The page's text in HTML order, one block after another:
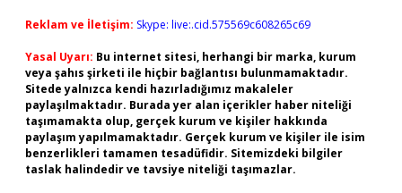
Reklam ve İletişim: Skype: live:.cid.575569c608265c69
Yasal Uyarı: Bu internet sitesi, herhangi bir marka, kurum
veya şahıs şirketi ile hiçbir bağlantısı bulunmamaktadır.
Sitede yalnızca kendi hazırladığımız makaleler
paylaşılmaktadır. Burada yer alan içerikler haber niteliği
taşımamakta olup, gerçek kurum ve kişiler hakkında
paylaşım yapılmamaktadır. Gerçek kurum ve kişiler ile isim
benzerlikleri tamamen tesadüfidir. Sitemizdeki bilgiler
taslak halindedir ve tavsiye niteliği taşımazlar.